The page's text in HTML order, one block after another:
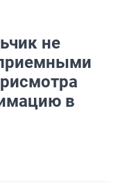
не
в